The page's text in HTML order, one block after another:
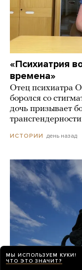
«Психиатрия
времена»
Отец психиатра
боролся со
дочь призывает
ИСТОРИИ день назад
МЫ ИСПОЛЬЗУЕМ КУКИ!
ЧТО ЭТО ЗНАЧИТ?